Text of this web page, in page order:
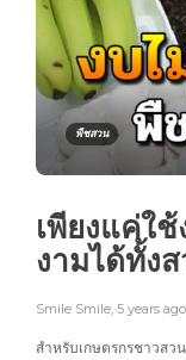
พืชสวน
เพียงแค่ใ
งามได้ทั้ง
Smile Smile 5 years ago
สำหรับเกษตรกรชาวส